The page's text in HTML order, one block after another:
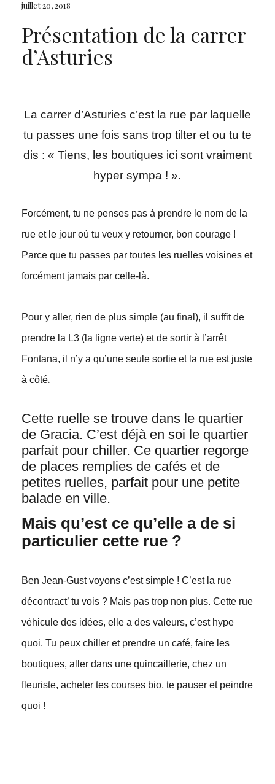
juillet 20, 2018
Présentation de la carrer
d’Asturies
La carrer d’Asturies c’est la rue par laquelle
tu passes une fois sans trop tilter et ou tu te
dis : « Tiens, les boutiques ici sont vraiment
hyper sympa ! ».
Forcément, tu ne penses pas à prendre le nom de la
rue et le jour où tu veux y retourner, bon courage !
Parce que tu passes par toutes les ruelles voisines et
forcément jamais par celle-là.
Pour y aller, rien de plus simple (au final), il suffit de
prendre la L3 (la ligne verte) et de sortir à l’arrêt
Fontana, il n’y a qu’une seule sortie et la rue est juste
à côté.
Cette ruelle se trouve dans le quartier
de Gracia. C’est déjà en soi le quartier
parfait pour chiller. Ce quartier regorge
de places remplies de cafés et de
petites ruelles, parfait pour une petite
balade en ville.
Mais qu’est ce qu’elle a de si
particulier cette rue ?
Ben Jean-Gust voyons c’est simple ! C’est la rue
décontract’ tu vois ? Mais pas trop non plus. Cette rue
véhicule des idées, elle a des valeurs, c’est hype
quoi. Tu peux chiller et prendre un café, faire les
boutiques, aller dans une quincaillerie, chez un
fleuriste, acheter tes courses bio, te pauser et peindre
quoi !